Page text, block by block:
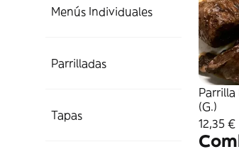
Menús Individuales
Parrilladas
Tapas
(G.)
12,35 €